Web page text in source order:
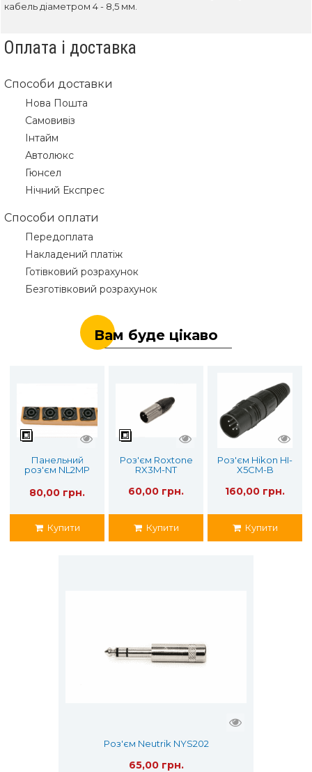
кабель діаметром 4 - 8,5 мм.
Оплата і доставка
Способи доставки
Нова Пошта
Самовивіз
Інтайм
Автолюкс
Гюнсел
Нічний Експрес
Способи оплати
Передоплата
Накладений платіж
Готівковий розрахунок
Безготівковий розрахунок
Вам буде цікаво
Панельний
роз'єм NL2MP
80,00 грн.
Купити
Роз'єм Roxtone
RX3M-NT
60,00 грн.
Купити
Роз'єм Hikon HI-
X5CM-B
160,00 грн.
Купити
Роз'єм Neutrik NYS202
65,00 грн.